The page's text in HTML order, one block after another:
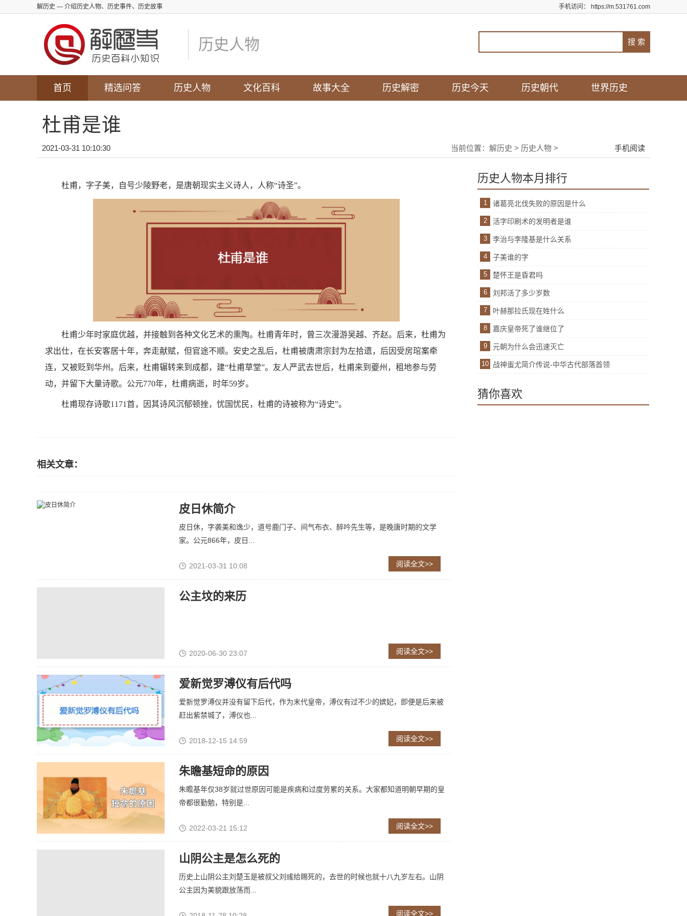
解历史 — 介绍历史人物、历史事件、历史故事 手机访问： https://m.531761.com
历史人物
首页 精选问答 历史人物 文化百科 故事大全 历史解密 历史今天 历史朝代 世界历史
杜甫是谁
2021-03-31 10:10:30 当前位置： 解历史 > 历史人物 > 手机阅读
杜甫，字子美，自号少陵野老，是唐朝现实主义诗人，人称“诗圣”。
杜甫少年时家庭优越，并接触到各种文化艺术的熏陶。杜甫青年时，曾三次漫游吴越、齐赵。后来，杜甫为
求出仕，在长安客居十年，奔走献赋，但官途不顺。安史之乱后，杜甫被唐肃宗封为左拾遗，后因受房琯案牵
连，又被贬到华州。后来，杜甫辗转来到成都，建“杜甫草堂”。友人严武去世后，杜甫来到夔州，租地参与劳
动，并留下大量诗歌。公元770年，杜甫病逝，时年59岁。
杜甫现存诗歌1171首，因其诗风沉郁顿挫，忧国忧民，杜甫的诗被称为“诗史”。
相关文章：
皮日休简介
皮日休，字袭美和逸少，道号鹿门子、间气布衣、醉吟先生等，是晚唐时期的文学
家。公元866年，皮日...
2021-03-31 10:08 阅读全文>>
公主坟的来历
2020-06-30 23:07 阅读全文>>
爱新觉罗溥仪有后代吗
爱新觉罗溥仪并没有留下后代，作为末代皇帝，溥仪有过不少的嫔妃，即便是后来被
赶出紫禁城了，溥仪也...
2018-12-15 14:59 阅读全文>>
朱瞻基短命的原因
朱瞻基年仅38岁就过世原因可能是疾病和过度劳累的关系。大家都知道明朝早期的皇
帝都很勤勉，特别是...
2022-03-21 15:12 阅读全文>>
山阴公主是怎么死的
历史上山阴公主刘楚玉是被叔父刘彧给赐死的，去世的时候也就十八九岁左右。山阴
公主因为美貌跟放荡而...
阅读全文>>
历史人物本月排行
1 诸葛亮北伐失败的原因是什么
2 活字印刷术的发明者是谁
3 李治与李隆基是什么关系
4 子美谁的字
5 楚怀王是昏君吗
6 刘邦活了多少岁数
7 叶赫那拉氏现在姓什么
8 嘉庆皇帝死了谁继位了
9 元朝为什么会迅速灭亡
10 战神蚩尤简介传说-中华古代部落首领
猜你喜欢